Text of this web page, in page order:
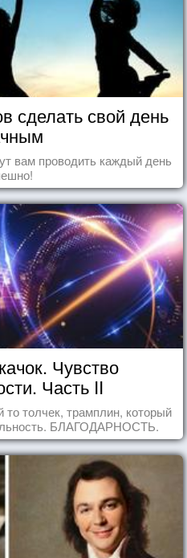
сделать свой день
вам проводить каждый день
Чувство
Часть II
то толчек, трамплин, который
БЛАГОДАРНОСТЬ.